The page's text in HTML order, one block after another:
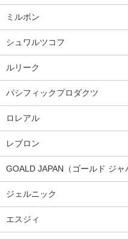
ミルボン
シュワルツコフ
ルリーク
パシフィックプロダクツ
ロレアル
レブロン
GOALD JAPAN（ゴールド ジャ
ジェルニック
エスジィ